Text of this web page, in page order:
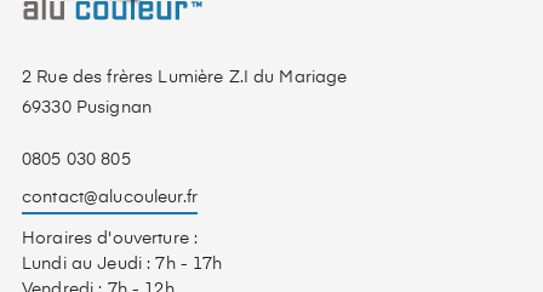
2 Rue des frères Lumière Z.I du Mariage
69330 Pusignan
0805 030 805
contact@alucouleur.fr
Horaires d'ouverture :
Lundi au Jeudi : 7h - 17h